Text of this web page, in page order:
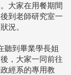
大家在用餐期間
到老師研究室一
況。
聽到畢業學長姐
，大家一同前往
經系的專用教